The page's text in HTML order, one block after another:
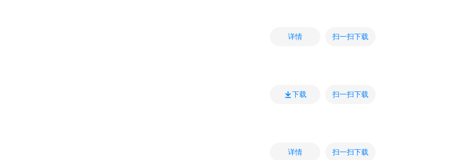
详情 扫一扫下载
下载 扫一扫下载
详情 扫一扫下载